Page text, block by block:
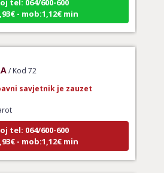
savjetnik je zauzet
tel: 064/600-600
- mob:1,12€ min